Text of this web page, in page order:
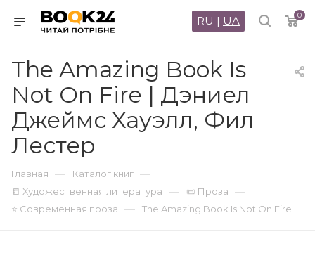
0
RU | UA
The Amazing Book Is
Not On Fire | Дэниел
Джеймс Хауэлл, Фил
Лестер
Главная — Каталог книг —
📒 Художественная литература — 📜 Проза —
⭐ Современная проза — The Amazing Book Is Not On Fire